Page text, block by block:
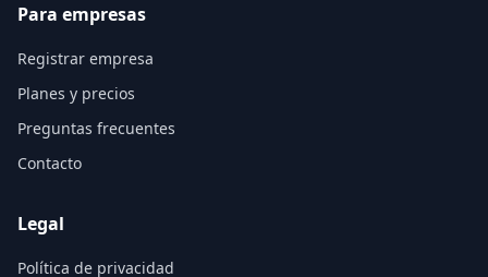
Para empresas
Registrar empresa
Planes y precios
Preguntas frecuentes
Contacto
Legal
Política de privacidad